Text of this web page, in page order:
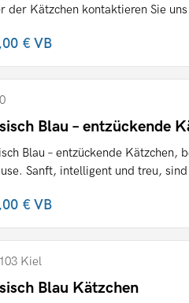
der Kätzchen kontaktieren Sie
€VB
Blau – entzückende
Blau – entzückende Kätzchen,
Sanft, intelligent und treu,
€VB
Kiel
Blau Kätzchen